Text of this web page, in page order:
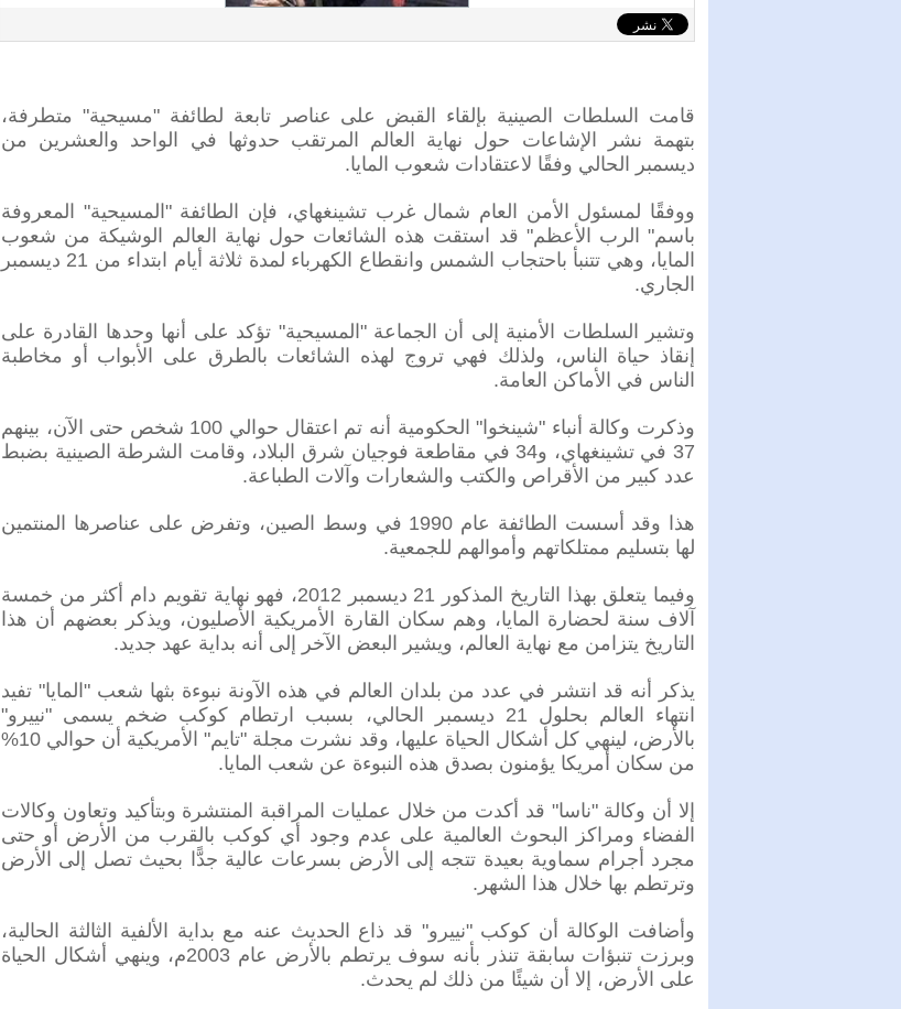
قامت السلطات الصينية بإلقاء القبض على عناصر تابعة لطائفة "مسيحية" متطرفة،
بتهمة نشر الإشاعات حول نهاية العالم المرتقب حدوثها في الواحد والعشرين من
ديسمبر الحالي وفقًا لاعتقادات شعوب المايا.
ووفقًا لمسئول الأمن العام شمال غرب تشينغهاي، فإن الطائفة "المسيحية" المعروفة
باسم" الرب الأعظم" قد استقت هذه الشائعات حول نهاية العالم الوشيكة من شعوب
المايا، وهي تتنبأ باحتجاب الشمس وانقطاع الكهرباء لمدة ثلاثة أيام ابتداء من 21 ديسمبر
الجاري.
وتشير السلطات الأمنية إلى أن الجماعة "المسيحية" تؤكد على أنها وحدها القادرة على
إنقاذ حياة الناس، ولذلك فهي تروج لهذه الشائعات بالطرق على الأبواب أو مخاطبة
الناس في الأماكن العامة.
وذكرت وكالة أنباء "شينخوا" الحكومية أنه تم اعتقال حوالي 100 شخص حتى الآن، بينهم
37 في تشينغهاي، و34 في مقاطعة فوجيان شرق البلاد، وقامت الشرطة الصينية بضبط
عدد كبير من الأقراص والكتب والشعارات وآلات الطباعة.
هذا وقد أسست الطائفة عام 1990 في وسط الصين، وتفرض على عناصرها المنتمين
لها بتسليم ممتلكاتهم وأموالهم للجمعية.
وفيما يتعلق بهذا التاريخ المذكور 21 ديسمبر 2012، فهو نهاية تقويم دام أكثر من خمسة
آلاف سنة لحضارة المايا، وهم سكان القارة الأمريكية الأصليون، ويذكر بعضهم أن هذا
التاريخ يتزامن مع نهاية العالم، ويشير البعض الآخر إلى أنه بداية عهد جديد.
يذكر أنه قد انتشر في عدد من بلدان العالم في هذه الآونة نبوءة بثها شعب "المايا" تفيد
انتهاء العالم بحلول 21 ديسمبر الحالي، بسبب ارتطام كوكب ضخم يسمى "نييرو"
بالأرض، لينهي كل أشكال الحياة عليها، وقد نشرت مجلة "تايم" الأمريكية أن حوالي 10%
من سكان أمريكا يؤمنون بصدق هذه النبوءة عن شعب المايا.
إلا أن وكالة "ناسا" قد أكدت من خلال عمليات المراقبة المنتشرة وبتأكيد وتعاون وكالات
الفضاء ومراكز البحوث العالمية على عدم وجود أي كوكب بالقرب من الأرض أو حتى
مجرد أجرام سماوية بعيدة تتجه إلى الأرض بسرعات عالية جدًّا بحيث تصل إلى الأرض
وترتطم بها خلال هذا الشهر.
وأضافت الوكالة أن كوكب "نييرو" قد ذاع الحديث عنه مع بداية الألفية الثالثة الحالية،
وبرزت تنبؤات سابقة تنذر بأنه سوف يرتطم بالأرض عام 2003م، وينهي أشكال الحياة
على الأرض، إلا أن شيئًا من ذلك لم يحدث.